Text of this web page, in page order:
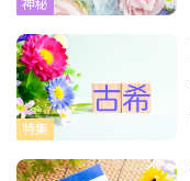
神秘
特集